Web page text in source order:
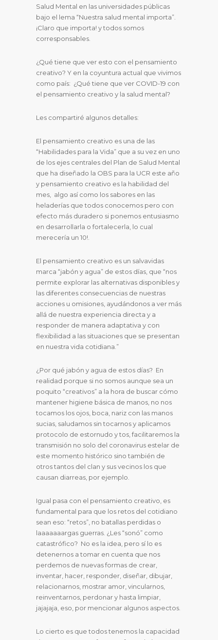
Salud Mental en las universidades públicas
bajo el lema “Nuestra salud mental importa”.
¡Claro que importa! y todos somos
corresponsables.
¿Qué tiene que ver esto con el pensamiento
creativo? Y en la coyuntura actual que vivimos
como país: ¿Qué tiene que ver COVID-19 con
el pensamiento creativo y la salud mental?
Les compartiré algunos detalles:
El pensamiento creativo es una de las
“Habilidades para la Vida” que a su vez en uno
de los ejes centrales del Plan de Salud Mental
que ha diseñado la OBS para la UCR este año
y pensamiento creativo es la habilidad del
mes, algo así como los sabores en las
heladerías que todos conocemos pero con
efecto más duradero si ponemos entusiasmo
en desarrollarla o fortalecerla, lo cual
merecería un 10!.
El pensamiento creativo es un salvavidas
marca “jabón y agua” de estos días, que “nos
permite explorar las alternativas disponibles y
las diferentes consecuencias de nuestras
acciones u omisiones, ayudándonos a ver más
allá de nuestra experiencia directa y a
responder de manera adaptativa y con
flexibilidad a las situaciones que se presentan
en nuestra vida cotidiana.”
¿Por qué jabón y agua de estos días? En
realidad porque si no somos aunque sea un
poquito “creativos” a la hora de buscar cómo
mantener higiene básica de manos, no nos
tocamos los ojos, boca, nariz con las manos
sucias, saludamos sin tocarnos y aplicamos
protocolo de estornudo y tos, facilitaremos la
transmisión no solo del coronavirus estelar de
este momento histórico sino también de
otros tantos del clan y sus vecinos los que
causan diarreas, por ejemplo.
Igual pasa con el pensamiento creativo, es
fundamental para que los retos del cotidiano
sean eso: “retos”, no batallas perdidas o
laaaaaaargas guerras. ¿Les “sonó” como
catastrófico? No es la idea, pero sí lo es
detenernos a tomar en cuenta que nos
perdemos de nuevas formas de crear,
inventar, hacer, responder, diseñar, dibujar,
relacionarnos, mostrar amor, vincularnos,
reinventarnos, perdonar y hasta limpiar,
jajajaja, eso, por mencionar algunos aspectos.
Lo cierto es que todos tenemos la capacidad